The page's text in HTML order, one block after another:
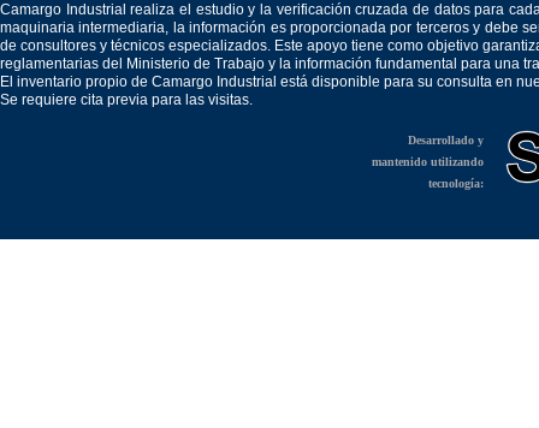
Camargo Industrial realiza el estudio y la verificación cruzada de datos para
maquinaria intermediaria, la información es proporcionada por terceros y debe
de consultores y técnicos especializados. Este apoyo tiene como objetivo
reglamentarias del Ministerio de Trabajo y la información fundamental para una
El inventario propio de Camargo Industrial está disponible para su consulta en
Se requiere cita previa para las visitas.
Desarrollado y
mantenido utilizando
tecnología: